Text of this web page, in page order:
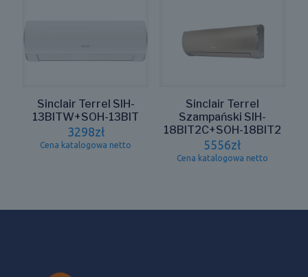
Sinclair Terrel SIH-
13BITW+SOH-13BIT
3298zł
Cena katalogowa netto
Sinclair Terrel
Szampański SIH-
18BIT2C+SOH-18BIT2
5556zł
Cena katalogowa netto